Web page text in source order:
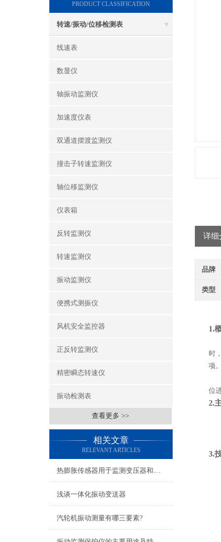
PRODUCT CLASSIFICATION
转速/振动/位移检测表
线速表
数显仪
轴振动监测仪
加速度仪表
双通道摆渡监测仪
撞击子转速监测仪
轴位移监测仪
仪表箱
反转监测仪
转速监测仪
振动监测仪
便携式测振仪
风机安全监控器
正反转监测仪
精密瞬态转速仪
振动检测表
查看更多 >>
相关文章
RELEVANT ARTICLES
热膨胀传感器用于监测变压器和电缆的温升，防止过热造成损害
浅谈一体化振动变送器
汽轮机振动测量有哪三要素?
详细
品牌
类型
1.
时
项
位
2.
3.